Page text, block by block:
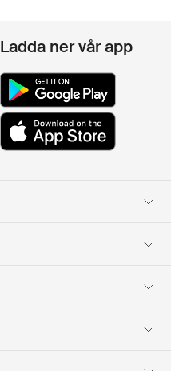
Ladda ner vår app